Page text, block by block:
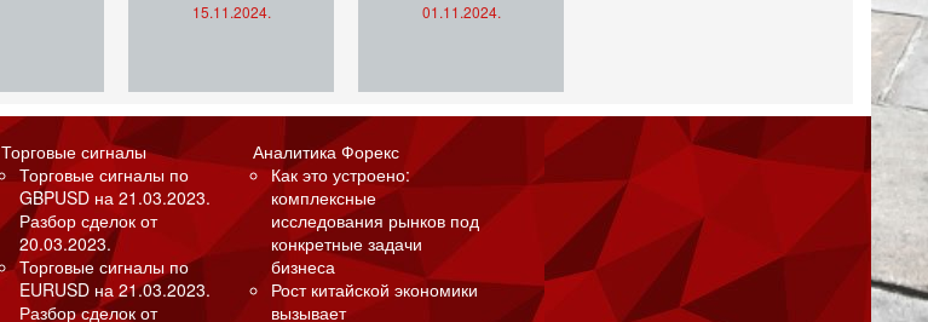
15.11.2024.
01.11.2024.
Торговые сигналы
Торговые сигналы по
GBPUSD на 21.03.2023.
Разбор сделок от
20.03.2023.
Торговые сигналы по
EURUSD на 21.03.2023.
Разбор сделок от
Аналитика Форекс
Как это устроено:
комплексные
исследования рынков под
конкретные задачи
бизнеса
Рост китайской экономики
вызывает